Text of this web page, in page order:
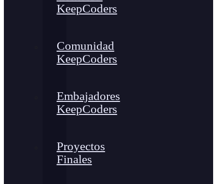
KeepCoders
Comunidad
KeepCoders
Embajadores
KeepCoders
Proyectos
Finales